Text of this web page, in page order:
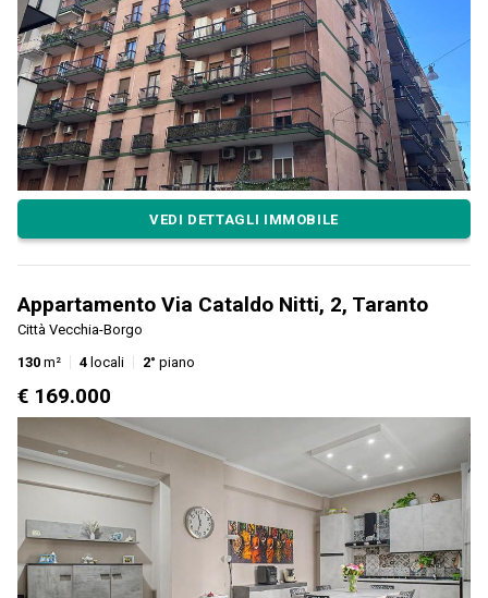
VEDI DETTAGLI IMMOBILE
Appartamento Via Cataldo Nitti, 2, Taranto
Città Vecchia-Borgo
130 m² 4 locali 2° piano
€ 169.000